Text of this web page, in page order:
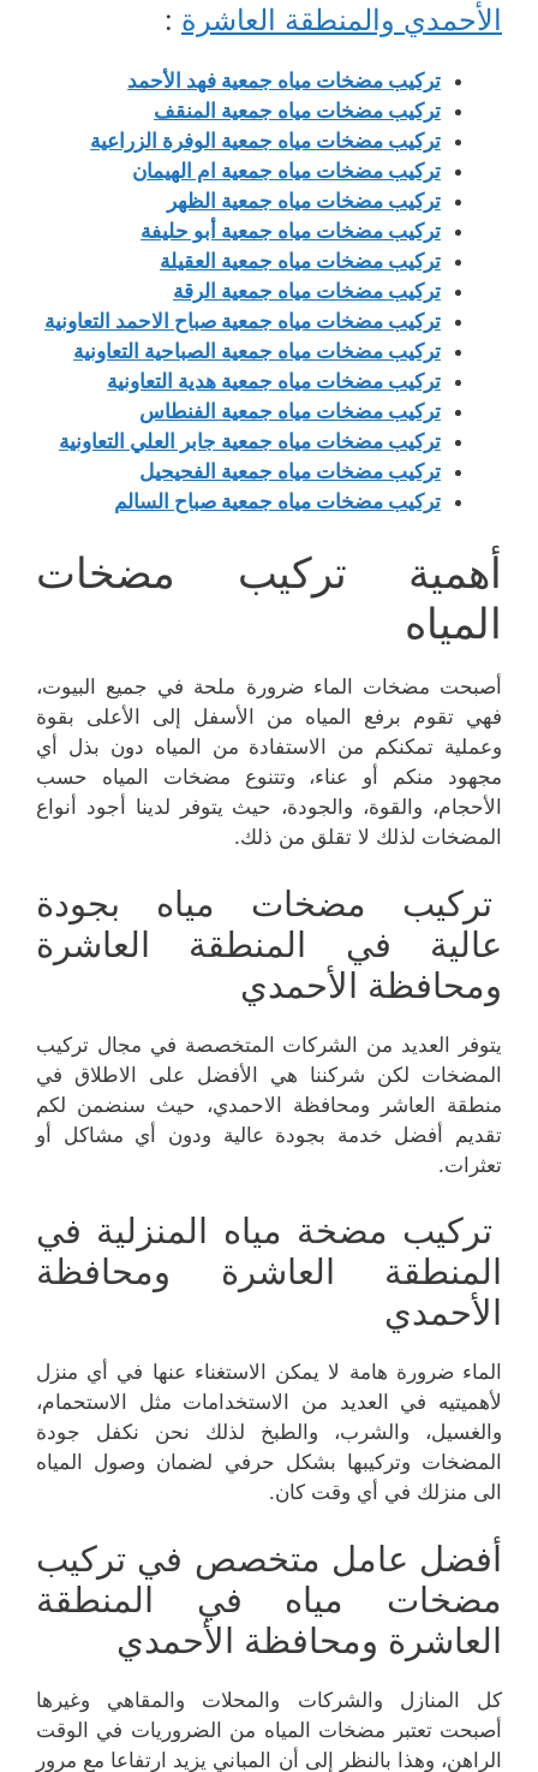
الأحمدي والمنطقة العاشرة :
تركيب مضخات مياه جمعية فهد الأحمد
تركيب مضخات مياه جمعية المنقف
تركيب مضخات مياه جمعية الوفرة الزراعية
تركيب مضخات مياه جمعية ام الهيمان
تركيب مضخات مياه جمعية الظهر
تركيب مضخات مياه جمعية أبو حليفة
تركيب مضخات مياه جمعية العقيلة
تركيب مضخات مياه جمعية الرقة
تركيب مضخات مياه جمعية صباح الاحمد التعاونية
تركيب مضخات مياه جمعية الصباحية التعاونية
تركيب مضخات مياه جمعية هدية التعاونية
تركيب مضخات مياه جمعية الفنطاس
تركيب مضخات مياه جمعية جابر العلي التعاونية
تركيب مضخات مياه جمعية الفحيحيل
تركيب مضخات مياه جمعية صباح السالم
أهمية تركيب مضخات
المياه
أصبحت مضخات الماء ضرورة ملحة في جميع البيوت،
فهي تقوم برفع المياه من الأسفل إلى الأعلى بقوة
وعملية تمكنكم من الاستفادة من المياه دون بذل أي
مجهود منكم أو عناء، وتتنوع مضخات المياه حسب
الأحجام، والقوة، والجودة، حيث يتوفر لدينا أجود أنواع
المضخات لذلك لا تقلق من ذلك.
تركيب مضخات مياه بجودة
عالية في المنطقة العاشرة
ومحافظة الأحمدي
يتوفر العديد من الشركات المتخصصة في مجال تركيب
المضخات لكن شركننا هي الأفضل على الاطلاق في
منطقة العاشر ومحافظة الاحمدي، حيث سنضمن لكم
تقديم أفضل خدمة بجودة عالية ودون أي مشاكل أو
تعثرات.
تركيب مضخة مياه المنزلية في
المنطقة العاشرة ومحافظة
الأحمدي
الماء ضرورة هامة لا يمكن الاستغناء عنها في أي منزل
لأهميتيه في العديد من الاستخدامات مثل الاستحمام،
والغسيل، والشرب، والطبخ لذلك نحن نكفل جودة
المضخات وتركيبها بشكل حرفي لضمان وصول المياه
الى منزلك في أي وقت كان.
أفضل عامل متخصص في تركيب
مضخات مياه في المنطقة
العاشرة ومحافظة الأحمدي
كل المنازل والشركات والمحلات والمقاهي وغيرها
أصبحت تعتبر مضخات المياه من الضروريات في الوقت
الراهن، وهذا بالنظر إلى أن المباني يزيد ارتفاعا مع مرور